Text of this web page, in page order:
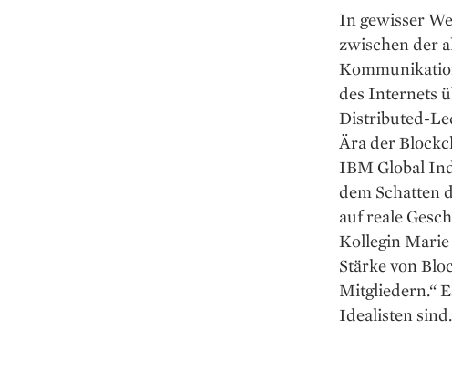
In gewisser
zwischen der
des Internets
Distributed-
Ära der
IBM Global
dem Schatten
auf reale
Kollegin
Stärke von
Mitgliedern.“
Idealisten sind.